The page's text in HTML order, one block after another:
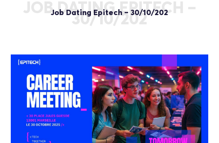
JOB DATING EPITECH –
30/10/202
Job Dating Epitech – 30/10/202